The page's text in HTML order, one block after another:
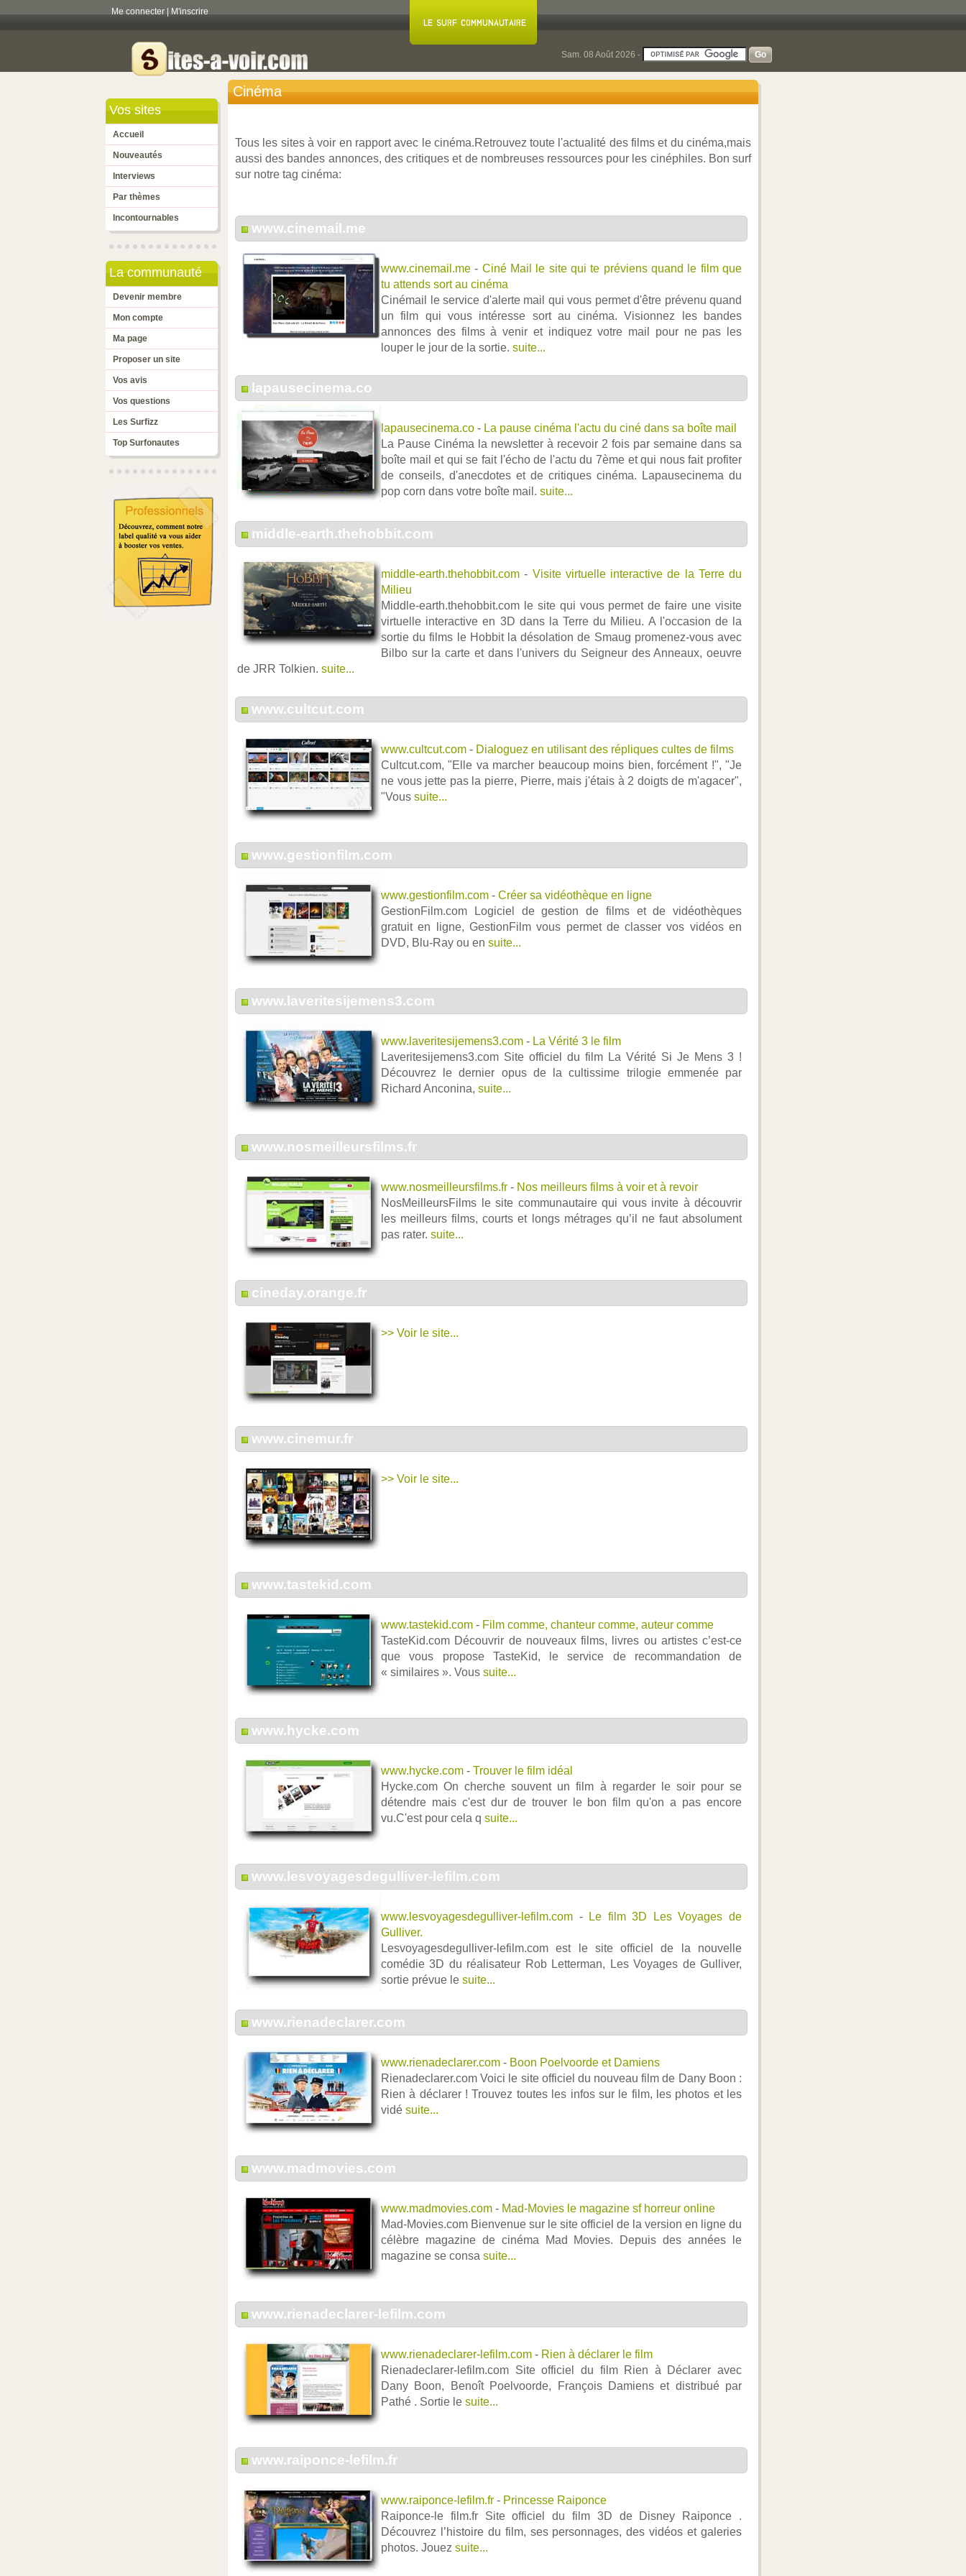
Me connecter M'inscrire
Sam. 08 Août 2026 -
Vos sites
Accueil
Nouveautés
Interviews
Par thèmes
Incontournables
La communauté
Devenir membre
Mon compte
Ma page
Proposer un site
Vos avis
Vos questions
Les Surfizz
Top Surfonautes
Cinéma
Tous les sites à voir en rapport avec le cinéma.Retrouvez toute l'actualité des films et du cinéma,mais
aussi des bandes annonces, des critiques et de nombreuses ressources pour les cinéphiles. Bon surf
sur notre tag cinéma:
www.cinemail.me
www.cinemail.me - Ciné Mail le site qui te préviens quand le film que
tu attends sort au cinéma
Cinémail le service d'alerte mail qui vous permet d'être prévenu quand
un film qui vous intéresse sort au cinéma. Visionnez les bandes
annonces des films à venir et indiquez votre mail pour ne pas les
louper le jour de la sortie. suite...
lapausecinema.co
lapausecinema.co - La pause cinéma l'actu du ciné dans sa boîte mail
La Pause Cinéma la newsletter à recevoir 2 fois par semaine dans sa
boîte mail et qui se fait l'écho de l'actu du 7ème et qui nous fait profiter
de conseils, d'anecdotes et de critiques cinéma. Lapausecinema du
pop corn dans votre boîte mail. suite...
middle-earth.thehobbit.com
middle-earth.thehobbit.com - Visite virtuelle interactive de la Terre du
Milieu
Middle-earth.thehobbit.com le site qui vous permet de faire une visite
virtuelle interactive en 3D dans la Terre du Milieu. A l'occasion de la
sortie du films le Hobbit la désolation de Smaug promenez-vous avec
Bilbo sur la carte et dans l'univers du Seigneur des Anneaux, oeuvre
de JRR Tolkien. suite...
www.cultcut.com
www.cultcut.com - Dialoguez en utilisant des répliques cultes de films
Cultcut.com, "Elle va marcher beaucoup moins bien, forcément !", "Je
ne vous jette pas la pierre, Pierre, mais j'étais à 2 doigts de m'agacer",
"Vous suite...
www.gestionfilm.com
www.gestionfilm.com - Créer sa vidéothèque en ligne
GestionFilm.com Logiciel de gestion de films et de vidéothèques
gratuit en ligne, GestionFilm vous permet de classer vos vidéos en
DVD, Blu-Ray ou en suite...
www.laveritesijemens3.com
www.laveritesijemens3.com - La Vérité 3 le film
Laveritesijemens3.com Site officiel du film La Vérité Si Je Mens 3 !
Découvrez le dernier opus de la cultissime trilogie emmenée par
Richard Anconina, suite...
www.nosmeilleursfilms.fr
www.nosmeilleursfilms.fr - Nos meilleurs films à voir et à revoir
NosMeilleursFilms le site communautaire qui vous invite à découvrir
les meilleurs films, courts et longs métrages qu’il ne faut absolument
pas rater. suite...
cineday.orange.fr
>> Voir le site...
www.cinemur.fr
>> Voir le site...
www.tastekid.com
www.tastekid.com - Film comme, chanteur comme, auteur comme
TasteKid.com Découvrir de nouveaux films, livres ou artistes c’est-ce
que vous propose TasteKid, le service de recommandation de
« similaires ». Vous suite...
www.hycke.com
www.hycke.com - Trouver le film idéal
Hycke.com On cherche souvent un film à regarder le soir pour se
détendre mais c'est dur de trouver le bon film qu'on a pas encore
vu.C'est pour cela q suite...
www.lesvoyagesdegulliver-lefilm.com
www.lesvoyagesdegulliver-lefilm.com -
Le film 3D Les Voyages de
Gulliver.
Lesvoyagesdegulliver-lefilm.com est le site officiel de la nouvelle
comédie 3D du réalisateur Rob Letterman, Les Voyages de Gulliver,
sortie prévue le suite...
www.rienadeclarer.com
www.rienadeclarer.com - Boon Poelvoorde et Damiens
Rienadeclarer.com Voici le site officiel du nouveau film de Dany Boon :
Rien à déclarer ! Trouvez toutes les infos sur le film, les photos et les
vidé suite...
www.madmovies.com
www.madmovies.com - Mad-Movies le magazine sf horreur online
Mad-Movies.com Bienvenue sur le site officiel de la version en ligne du
célèbre magazine de cinéma Mad Movies. Depuis des années le
magazine se consa suite...
www.rienadeclarer-lefilm.com
www.rienadeclarer-lefilm.com - Rien à déclarer le film
Rienadeclarer-lefilm.com Site officiel du film Rien à Déclarer avec
Dany Boon, Benoît Poelvoorde, François Damiens et distribué par
Pathé . Sortie le suite...
www.raiponce-lefilm.fr
www.raiponce-lefilm.fr - Princesse Raiponce
Raiponce-le film.fr Site officiel du film 3D de Disney Raiponce .
Découvrez l’histoire du film, ses personnages, des vidéos et galeries
photos. Jouez suite...